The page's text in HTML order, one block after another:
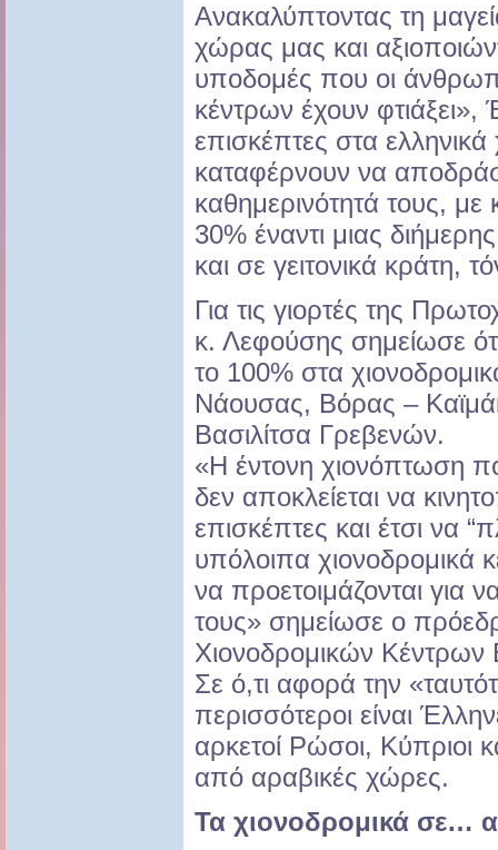
Ανακαλύπτοντας τη
χώρας μας και
υποδομές που οι
κέντρων έχουν φτιάξει»,
επισκέπτες στα
καταφέρνουν να
καθημερινότητά τους, με
30% έναντι μιας
και σε γειτονικά κράτη,
Για τις γιορτές της
κ. Λεφούσης σημείωσε
το 100% στα
Νάουσας, Βόρας –
Βασιλίτσα Γρεβενών.
«Η έντονη χιονόπτωση
δεν αποκλείεται να
επισκέπτες και έτσι να
υπόλοιπα χιονοδρομικά
να προετοιμάζονται για
τους» σημείωσε ο
Χιονοδρομικών Κέντρων
Σε ό,τι αφορά την
περισσότεροι είναι
αρκετοί Ρώσοι, Κύπριοι
από αραβικές χώρες.
Τα χιονοδρομικά σε…